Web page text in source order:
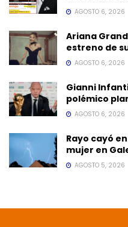
AGOSTO 6, 2026
Ariana
estreno de
AGOSTO 6, 2026
Gianni
polémico
AGOSTO 6, 2026
Rayo cayó
mujer en
AGOSTO 5, 2026